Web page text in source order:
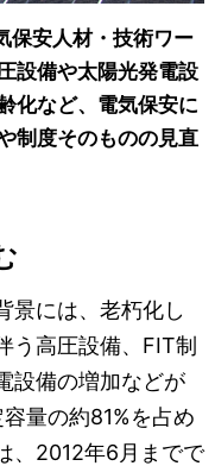
保安人材・技術ワー
設備や太陽光発電設
化など、電気保安に
制度そのものの見直
景には、老朽化し
う高圧設備、FIT制
設備の増加などが
量の約81%を占め
、2012年6月までで